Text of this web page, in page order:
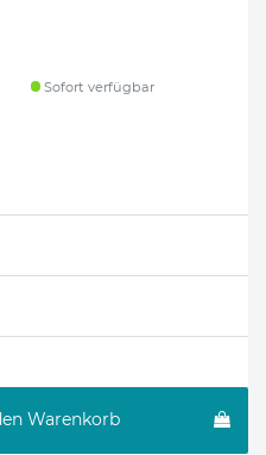
Sofort verfügbar
Warenkorb